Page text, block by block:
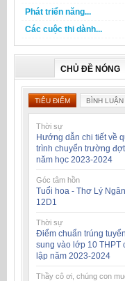
Phát triển năng...
Các cuộc thi dành...
CHỦ ĐỀ NÓNG
TIÊU ĐIỂM BÌNH LUẬN
Thời sự
Hướng dẫn chi tiết về
trình chuyển trường
năm học 2023-2024
Góc tâm hồn
Tuổi hoa - Thơ Lý
12D1
Thời sự
Điểm chuẩn trúng
sung vào lớp 10 THPT
lập năm 2023-2024
Thầy cô ơi, chúng con